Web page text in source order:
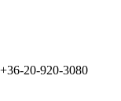
20-920-3080